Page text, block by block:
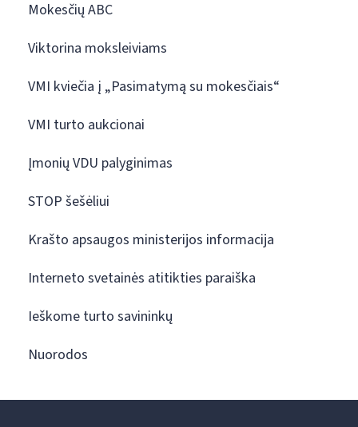
Mokesčių ABC
Viktorina moksleiviams
VMI kviečia į „Pasimatymą su mokesčiais“
VMI turto aukcionai
Įmonių VDU palyginimas
STOP šešėliui
Krašto apsaugos ministerijos informacija
Interneto svetainės atitikties paraiška
Ieškome turto savininkų
Nuorodos